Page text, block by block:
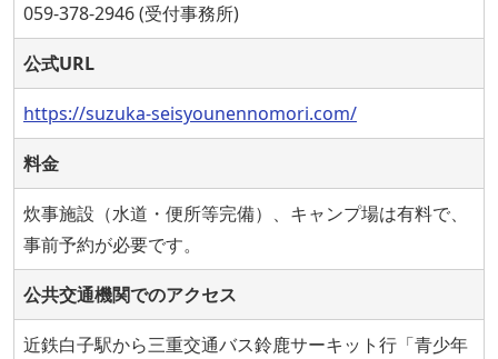
059-378-2946 (受付事務所)
公式URL
https://suzuka-seisyounennomori.com/
料金
炊事施設（水道・便所等完備）、キャンプ場は有料で、
事前予約が必要です。
公共交通機関でのアクセス
近鉄白子駅から三重交通バス鈴鹿サーキット行「青少年